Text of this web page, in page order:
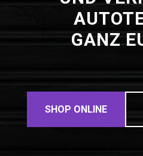
GANZ
SHOP ONLINE